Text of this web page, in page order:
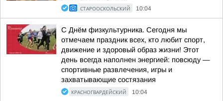
СТАРООСКОЛЬСКИЙ 10:04
С Днём физкультурника. Сегодня мы
отмечаем праздник всех, кто любит спорт,
движение и здоровый образ жизни! Этот
день всегда наполнен энергией: повсюду —
спортивные развлечения, игры и
захватывающие состязания
КРАСНОГВАРДЕЙСКИЙ 10:04